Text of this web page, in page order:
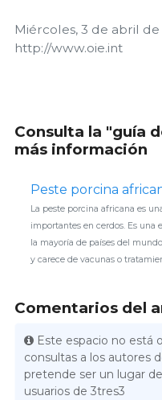
Miércoles, 3 de abril de
http://www.oie.int
Consulta la "guía
más información
Peste porcina
La peste porcina africana es
importantes en cerdos. Es una
la mayoría de países del
y carece de vacunas o
Comentarios del
Este espacio no está
consultas a los autores
pretende ser un lugar
usuarios de 3tres3